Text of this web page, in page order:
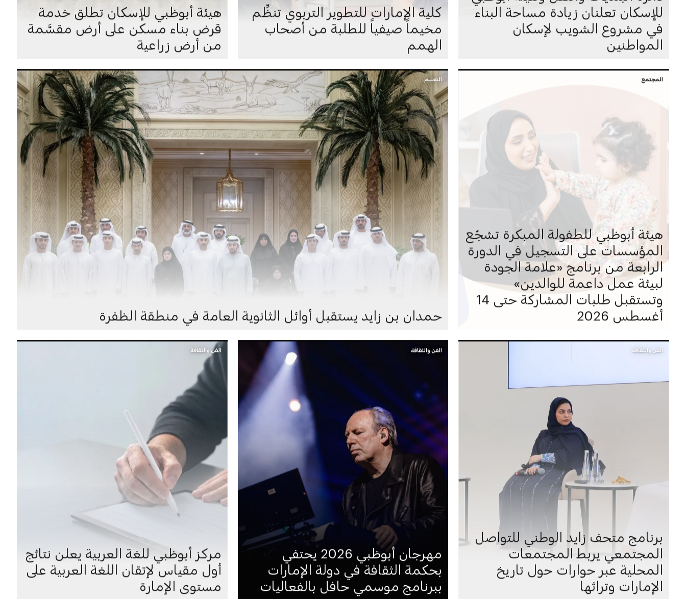
للإسكان تعلنان زيادة مساحة البناء
في مشروع الشويب لإسكان
المواطنين
كلية الإمارات للتطوير التربوي تنظِّم
مخيماً صيفياً للطلبة من أصحاب
الهمم
هيئة أبوظبي للإسكان تطلق خدمة
قرض بناء مسكن على أرض مقسَّمة
من أرض زراعية
المجتمع
هيئة أبوظبي للطفولة المبكرة تشجّع
المؤسسات على التسجيل في الدورة
الرابعة من برنامج «علامة الجودة
لبيئة عمل داعمة للوالدين»
وتستقبل طلبات المشاركة حتى 14
أغسطس 2026
التعليم
حمدان بن زايد يستقبل أوائل الثانوية العامة في منطقة الظفرة
الفن والثقافة
برنامج متحف زايد الوطني للتواصل
المجتمعي يربط المجتمعات
المحلية عبر حوارات حول تاريخ
الإمارات وتراثها
الفن والثقافة
مهرجان أبوظبي 2026 يحتفي
بحكمة الثقافة في دولة الإمارات
ببرنامج موسمي حافل بالفعاليات
الفن والثقافة
مركز أبوظبي للغة العربية يعلن نتائج
أول مقياس لإتقان اللغة العربية على
مستوى الإمارة